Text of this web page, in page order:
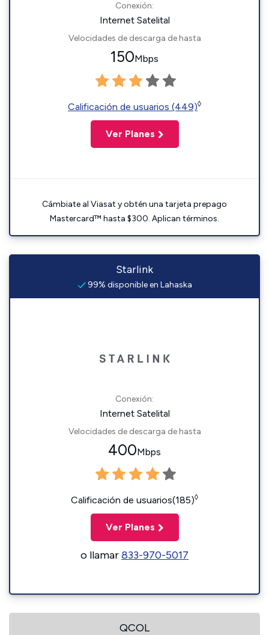
Conexión:
Internet Satelital
Velocidades de descarga de hasta
150Mbps
Calificación de usuarios (449)◊
Ver Planes
Cámbiate al Viasat y obtén una tarjeta prepago
Mastercard™ hasta $300. Aplican términos.
Starlink
99% disponible en Lahaska
Conexión:
Internet Satelital
Velocidades de descarga de hasta
400Mbps
Calificación de usuarios(185)◊
Ver Planes
o llamar833-970-5017
QCOL